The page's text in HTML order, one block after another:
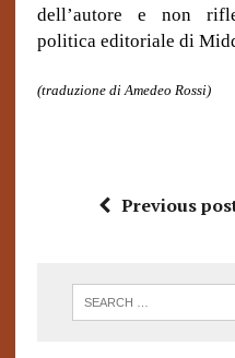
dell’autore e non
politica editoriale di
(traduzione di Amedeo Rossi)
Previous